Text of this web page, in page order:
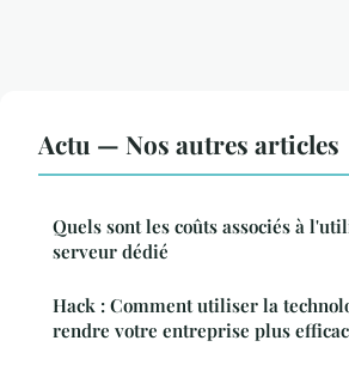
Actu — Nos autres articles
Quels sont les coûts associés à
serveur dédié
Hack : Comment utiliser la
rendre votre entreprise plus